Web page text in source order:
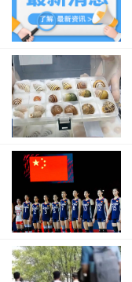
并不会太大。
编辑：周梓维